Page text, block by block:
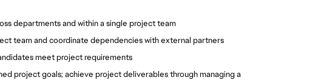
departments and within a single project team
team and coordinate dependencies with external partners
meet project requirements
project goals; achieve project deliverables through managing a